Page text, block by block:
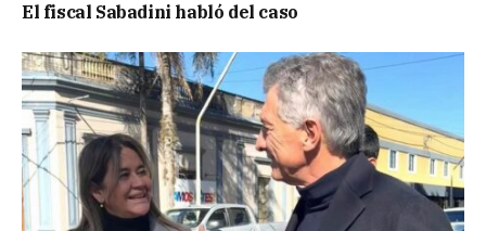
El fiscal Sabadini habló del caso